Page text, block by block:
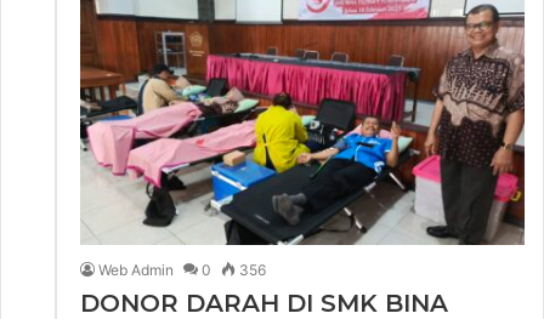
Web Admin 0 356
DONOR DARAH DI SMK BINA